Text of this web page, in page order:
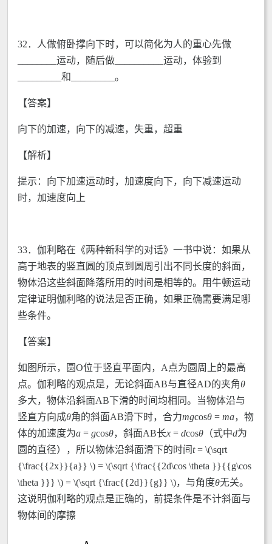
32．人做俯卧撑向下时，可以简化为人的重心先做
________运动，随后做__________运动，体验到
_________和_________。
【答案】
向下的加速，向下的减速，失重，超重
【解析】
提示：向下加速运动时，加速度向下，向下减速运动
时，加速度向上
33．伽利略在《两种新科学的对话》一书中说：如果从
高于地表的竖直圆的顶点到圆周引出不同长度的斜面，
物体沿这些斜面降落所用的时间是相等的。用牛顿运动
定律证明伽利略的说法是否正确，如果正确需要满足哪
些条件。
【答案】
如图所示，圆O位于竖直平面内，A点为圆周上的最高
点。伽利略的观点是，无论斜面AB与直径AD的夹角θ
多大，物体沿斜面AB下滑的时间均相同。当物体沿与
竖直方向成θ角的斜面AB滑下时，合力mgcosθ = ma，物
体的加速度为a = gcosθ，斜面AB长x = dcosθ （式中d为
圆的直径），所以物体沿斜面滑下的时间t= \(\sqrt
{\frac{{2x}}{a}} \) = \(\sqrt {\frac{{2d\cos \theta }}{{g\cos
\theta }}} \) = \(\sqrt {\frac{{2d}}{g}} \)，与角度θ无关。
这说明伽利略的观点是正确的，前提条件是不计斜面与
物体间的摩擦